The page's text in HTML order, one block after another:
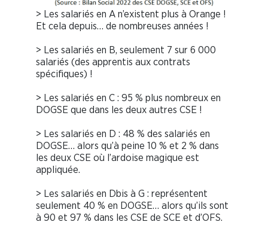
> Les salariés en A n’existent plus à Orange !
Et cela depuis… de nombreuses années !
> Les salariés en B, seulement 7 sur 6 000
salariés (des apprentis aux contrats
spécifiques) !
> Les salariés en C : 95 % plus nombreux en
DOGSE que dans les deux autres CSE !
> Les salariés en D : 48 % des salariés en
DOGSE… alors qu’à peine 10 % et 2 % dans
les deux CSE où l’ardoise magique est
appliquée.
> Les salariés en Dbis à G : représentent
seulement 40 % en DOGSE… alors qu’ils sont
à 90 et 97 % dans les CSE de SCE et d’OFS.